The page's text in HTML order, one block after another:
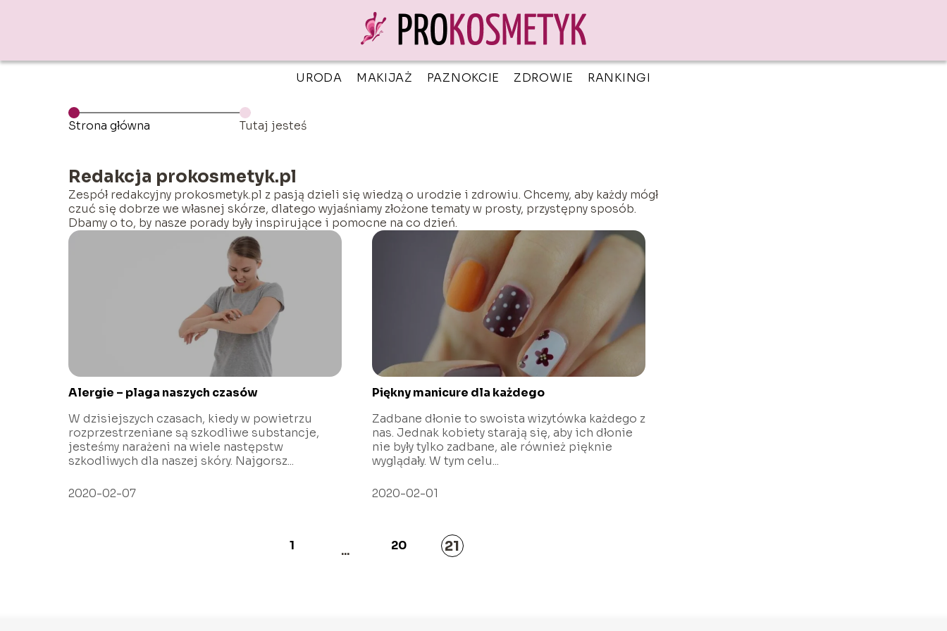
URODA MAKIJAŻ PAZNOKCIE ZDROWIE RANKINGI
Strona główna Tutaj jesteś
Redakcja prokosmetyk.pl
Zespół redakcyjny prokosmetyk.pl z pasją dzieli się wiedzą o urodzie i zdrowiu. Chcemy, aby każdy mógł
czuć się dobrze we własnej skórze, dlatego wyjaśniamy złożone tematy w prosty, przystępny sposób.
Dbamy o to, by nasze porady były inspirujące i pomocne na co dzień.
Alergie – plaga naszych czasów
W dzisiejszych czasach, kiedy w powietrzu
rozprzestrzeniane są szkodliwe substancje,
jesteśmy narażeni na wiele następstw
szkodliwych dla naszej skóry. Najgorsz...
2020-02-07
Piękny manicure dla każdego
Zadbane dłonie to swoista wizytówka każdego z
nas. Jednak kobiety starają się, aby ich dłonie
nie były tylko zadbane, ale również pięknie
wyglądały. W tym celu...
2020-02-01
1 ... 20 21